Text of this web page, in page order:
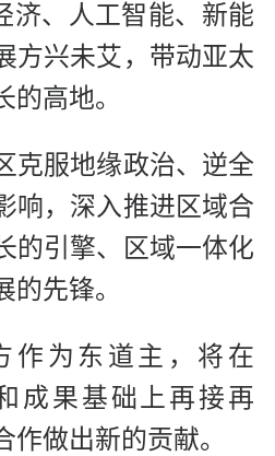
济、人工智能、新能
方兴未艾，带动亚太
的高地。
克服地缘政治、逆全
响，深入推进区域合
的引擎、区域一体化
的先锋。
作为东道主，将在
成果基础上再接再
作做出新的贡献。